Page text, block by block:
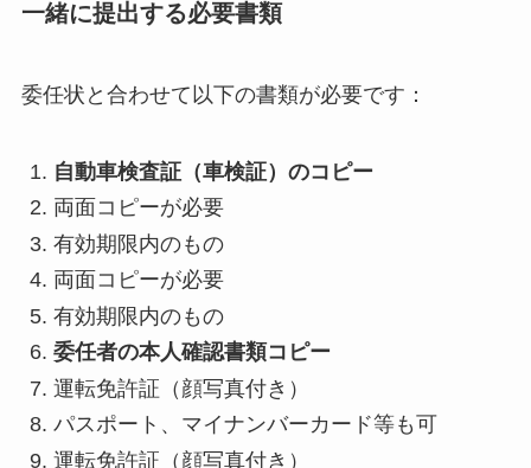
一緒に提出する必要書類
委任状と合わせて以下の書類が必要です：
自動車検査証（車検証）のコピー
両面コピーが必要
有効期限内のもの
両面コピーが必要
有効期限内のもの
委任者の本人確認書類コピー
運転免許証（顔写真付き）
パスポート、マイナンバーカード等も可
運転免許証（顔写真付き）